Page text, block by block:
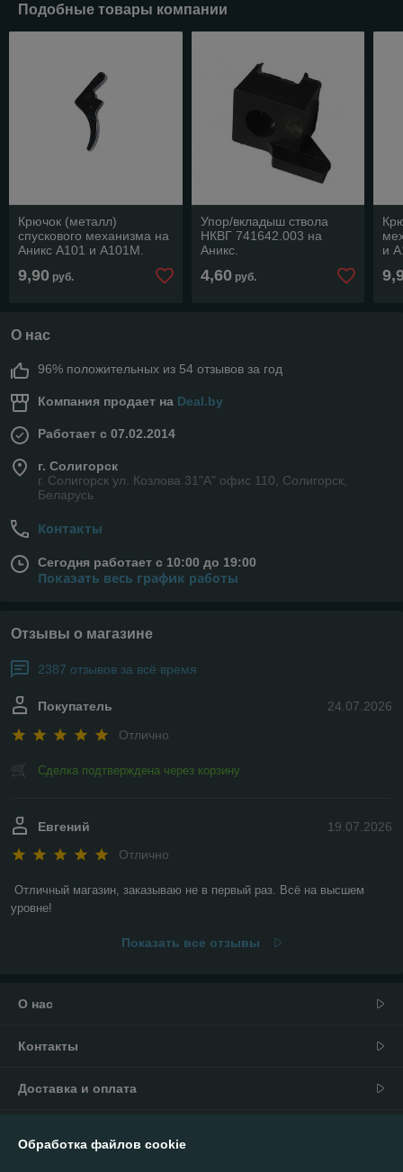
Подобные товары компании
Крючок (металл)
спускового механизма на
Аникс А101 и А101М.
9,90 руб.
Упор/вкладыш ствола
НКВГ 741642.003 на
Аникс.
4,60руб.
и
О нас
96% положительных из 54 отзывов за год
Компания продает на Deal.by
Работает с 07.02.2014
г. Солигорск
г. Солигорск ул. Козлова 31"А" офис 110, Солигорск,
Беларусь
Контакты
Сегодня работает с 10:00 до 19:00
Показать весь график работы
Отзывы о магазине
2387 отзывов за всё время
24.07.2026
Покупатель
Отлично
Сделка подтверждена через корзину
19.07.2026
Евгений
Отлично
Отличный магазин, заказываю не в первый раз. Всё на высшем
уровне!
Показать все отзывы
О нас
Контакты
Доставка и оплата
Обработка файлов cookie